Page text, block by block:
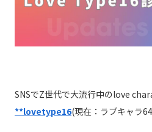
SNSでZ世代で大流行中のlove
**lovetype16(現在：ラブキャラ